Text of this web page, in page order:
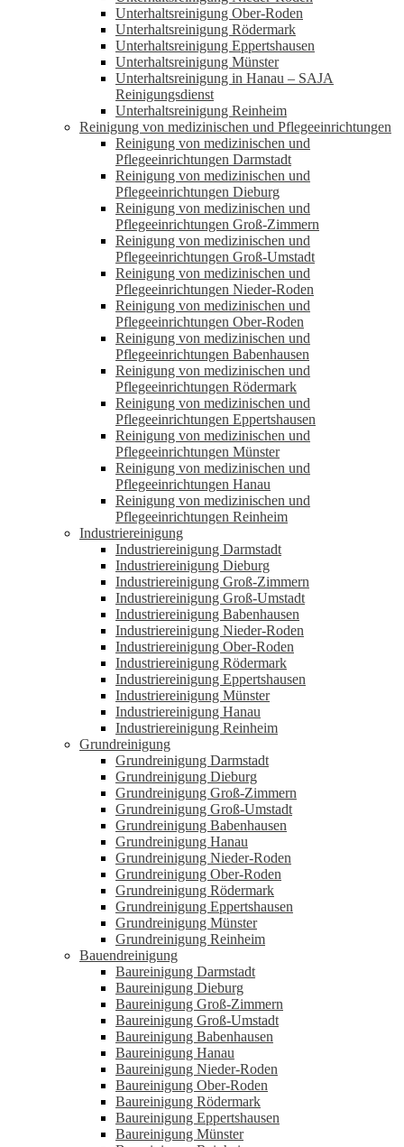
Unterhaltsreinigung Ober-Roden
Unterhaltsreinigung Rödermark
Unterhaltsreinigung Eppertshausen
Unterhaltsreinigung Münster
Unterhaltsreinigung in Hanau – SAJA
Reinigungsdienst
Unterhaltsreinigung Reinheim
Reinigung von medizinischen und Pflegeeinrichtungen
Reinigung von medizinischen und
Pflegeeinrichtungen Darmstadt
Reinigung von medizinischen und
Pflegeeinrichtungen Dieburg
Reinigung von medizinischen und
Pflegeeinrichtungen Groß-Zimmern
Reinigung von medizinischen und
Pflegeeinrichtungen Groß-Umstadt
Reinigung von medizinischen und
Pflegeeinrichtungen Nieder-Roden
Reinigung von medizinischen und
Pflegeeinrichtungen Ober-Roden
Reinigung von medizinischen und
Pflegeeinrichtungen Babenhausen
Reinigung von medizinischen und
Pflegeeinrichtungen Rödermark
Reinigung von medizinischen und
Pflegeeinrichtungen Eppertshausen
Reinigung von medizinischen und
Pflegeeinrichtungen Münster
Reinigung von medizinischen und
Pflegeeinrichtungen Hanau
Reinigung von medizinischen und
Pflegeeinrichtungen Reinheim
Industriereinigung
Industriereinigung Darmstadt
Industriereinigung Dieburg
Industriereinigung Groß-Zimmern
Industriereinigung Groß-Umstadt
Industriereinigung Babenhausen
Industriereinigung Nieder-Roden
Industriereinigung Ober-Roden
Industriereinigung Rödermark
Industriereinigung Eppertshausen
Industriereinigung Münster
Industriereinigung Hanau
Industriereinigung Reinheim
Grundreinigung
Grundreinigung Darmstadt
Grundreinigung Dieburg
Grundreinigung Groß-Zimmern
Grundreinigung Groß-Umstadt
Grundreinigung Babenhausen
Grundreinigung Hanau
Grundreinigung Nieder-Roden
Grundreinigung Ober-Roden
Grundreinigung Rödermark
Grundreinigung Eppertshausen
Grundreinigung Münster
Grundreinigung Reinheim
Bauendreinigung
Baureinigung Darmstadt
Baureinigung Dieburg
Baureinigung Groß-Zimmern
Baureinigung Groß-Umstadt
Baureinigung Babenhausen
Baureinigung Hanau
Baureinigung Nieder-Roden
Baureinigung Ober-Roden
Baureinigung Rödermark
Baureinigung Eppertshausen
Baureinigung Münster